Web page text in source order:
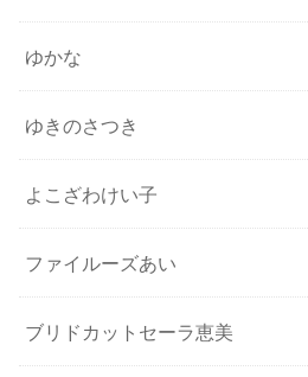
ゆかな
ゆきのさつき
よこざわけい子
ファイルーズあい
ブリドカットセーラ恵美